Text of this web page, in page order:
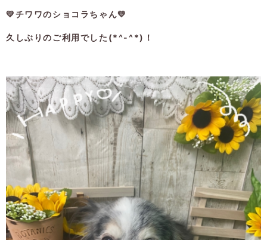
💛チワワのショコラちゃん💛
久しぶりのご利用でした(*^-^*)！